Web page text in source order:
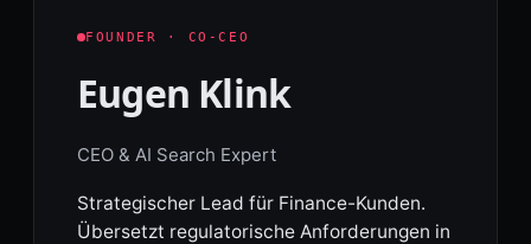
FOUNDER · CO-CEO
Eugen Klink
CEO & AI Search Expert
Strategischer Lead für Finance-Kunden.
Übersetzt regulatorische Anforderungen in